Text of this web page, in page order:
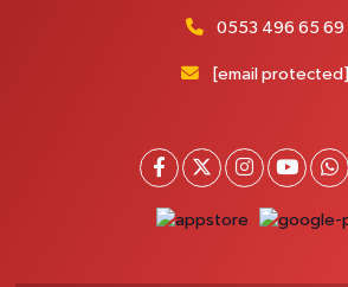
0553 496 65 69
[email protected]